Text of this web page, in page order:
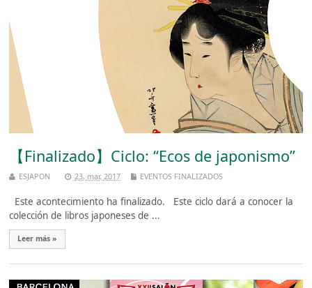
【Finalizado】Ciclo: “Ecos de japonismo”
ESJAPON 23, mar, 2017 EVENTOS FINALIZADOS
Este acontecimiento ha finalizado. Este ciclo dará a conocer la
colección de libros japoneses de ...
Leer más »